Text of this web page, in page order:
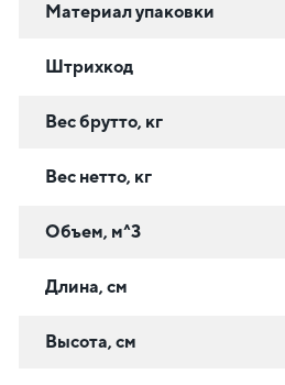
Материал упаковки
Штрихкод
Вес брутто, кг
Вес нетто, кг
Объем, м^3
Длина, см
Высота, см